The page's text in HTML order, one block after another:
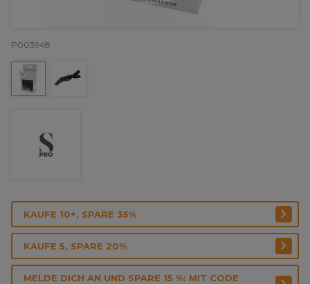
P003948
KAUFE 10+, SPARE 35%
KAUFE 5, SPARE 20%
MELDE DICH AN UND SPARE 15 %: MIT CODE